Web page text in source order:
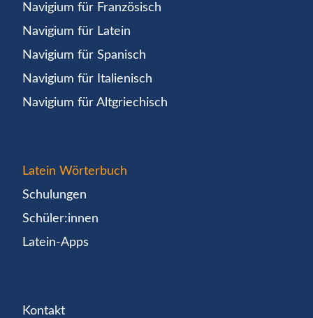
Navigium für Französisch
Navigium für Latein
Navigium für Spanisch
Navigium für Italienisch
Navigium für Altgriechisch
Latein Wörterbuch
Schulungen
Schüler:innen
Latein-Apps
Kontakt